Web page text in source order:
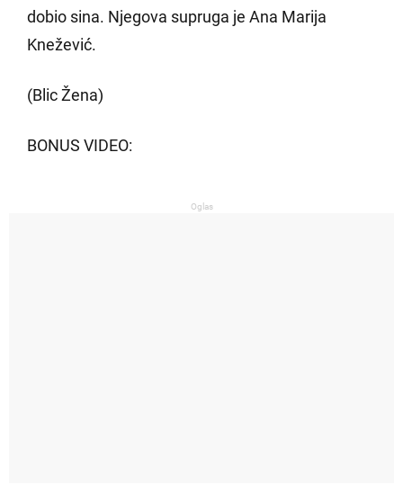
dobio sina. Njegova supruga je Ana Marija
Knežević.
(Blic Žena)
BONUS VIDEO:
Oglas